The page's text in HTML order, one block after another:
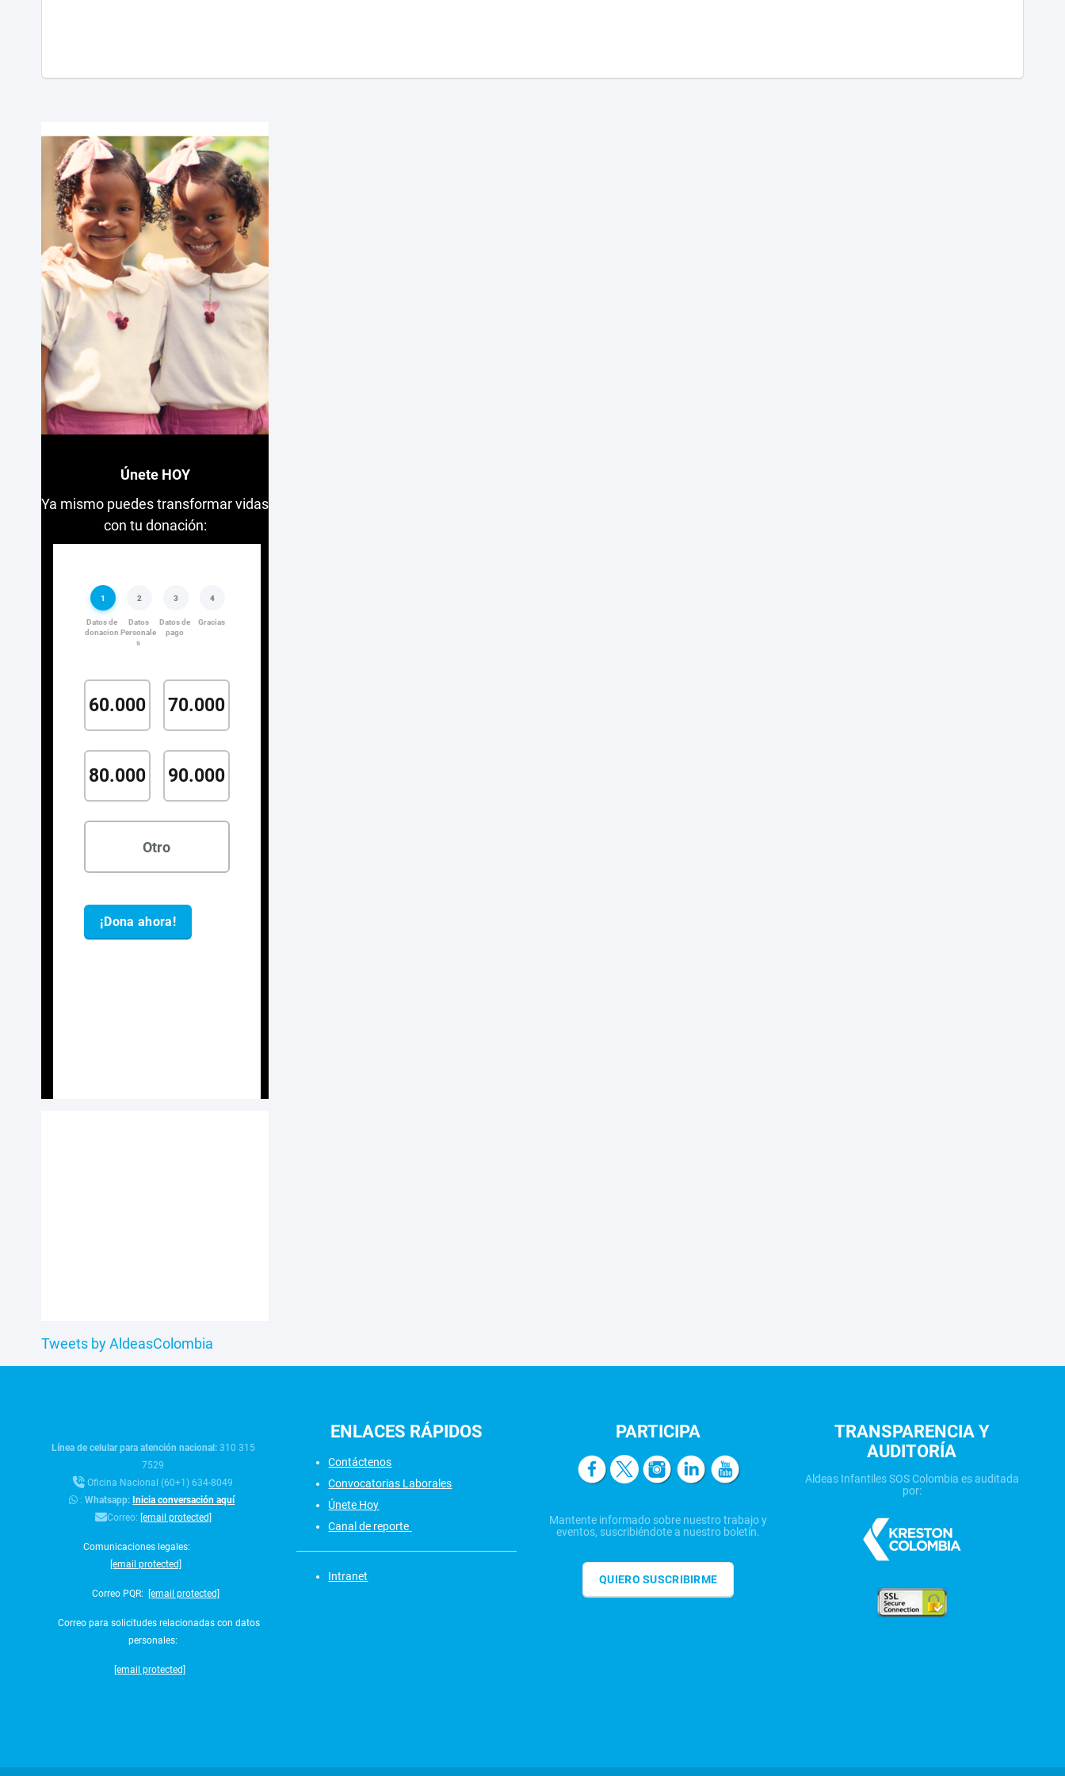
Únete HOY
Ya mismo puedes transformar vidas
con tu donación:
Tweets by AldeasColombia
Línea de celular para atención nacional: 310 315
7529
Oficina Nacional (60+1) 634-8049
:Whatsapp: Inicia conversación aquí
Correo: [email protected]
Comunicaciones legales:
[email protected]
Correo PQR: [email protected]
Correo para solicitudes relacionadas con datos
personales:
[email protected]
ENLACES RÁPIDOS
Contáctenos
Convocatorias Laborales
Únete Hoy
Canal de reporte
Intranet
PARTICIPA
Mantente informado sobre nuestro trabajo y
eventos, suscribiéndote a nuestro boletín.
QUIERO SUSCRIBIRME
TRANSPARENCIA Y
AUDITORÍA
Aldeas Infantiles SOS Colombia es auditada
por: